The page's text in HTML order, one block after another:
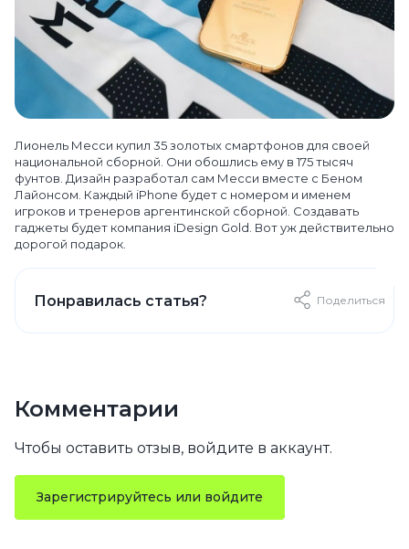
Лионель Месси купил 35 золотых смартфонов для своей
национальной сборной. Они обошлись ему в 175 тысяч
фунтов. Дизайн разработал сам Месси вместе с Беном
Лайонсом. Каждый iPhone будет с номером и именем
игроков и тренеров аргентинской сборной. Создавать
гаджеты будет компания iDesign Gold. Вот уж действительно
дорогой подарок.
Понравилась статья? Поделиться
Комментарии
Чтобы оставить отзыв, войдите в аккаунт.
Зарегистрируйтесь или войдите